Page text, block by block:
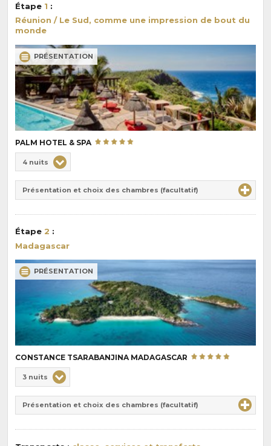
Étape 1 :
Réunion / Le Sud, comme une impression de bout du
monde
PRÉSENTATION
PALM HOTEL & SPA
de
pension
:
Durée
4 nuits
Présentation et choix des chambres (facultatif)
Étape 2 :
Madagascar
PRÉSENTATION
CONSTANCE TSARABANJINA MADAGASCAR
de
pension
:
Durée
3 nuits
Présentation et choix des chambres (facultatif)